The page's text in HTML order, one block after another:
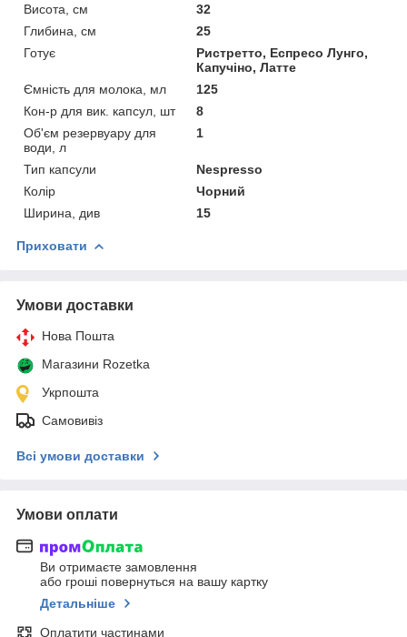
Висота, см
32
Глибина, см
25
Готує
Ристретто, Еспресо Лунго,
Капучіно, Латте
Ємність для молока, мл
125
Кон-р для вик. капсул, шт
8
Об'єм резервуару для
води, л
1
Тип капсули
Nespresso
Колір
Чорний
Ширина, див
15
Приховати
Умови доставки
Нова Пошта
Магазини Rozetka
Укрпошта
Самовивіз
Всі умови доставки
Умови оплати
Ви отримаєте замовлення
або гроші повернуться на вашу картку
Детальніше
Оплатити частинами